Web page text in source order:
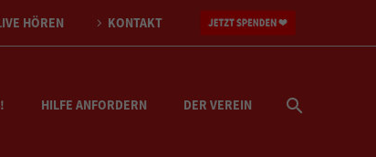
HÖREN KONTAKT
HILFE ANFORDERN DER VEREIN